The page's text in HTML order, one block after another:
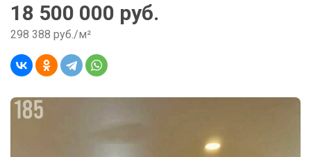
18 500 000 руб.
298 388 руб./м²